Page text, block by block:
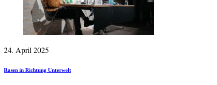
24. April 2025
Rasen in Richtung Unterwelt